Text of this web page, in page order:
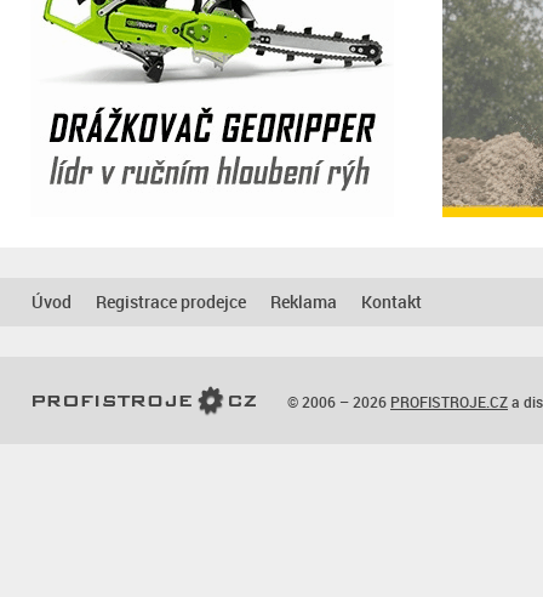
Úvod Registrace prodejce Reklama Kontakt
© 2006 – 2026 PROFISTROJE.CZa